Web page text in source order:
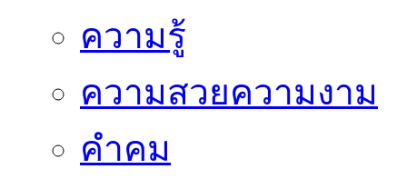
ความรู้
ความสวยความงาม
คำคม